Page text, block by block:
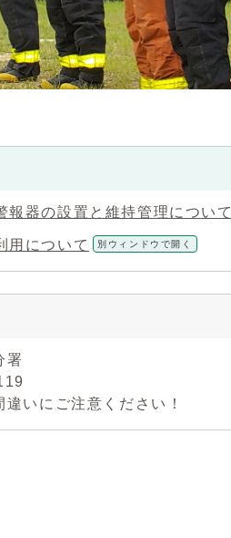
報器の設置と維持管理について
用について 別ウィンドウで開く
署
いにご注意ください！